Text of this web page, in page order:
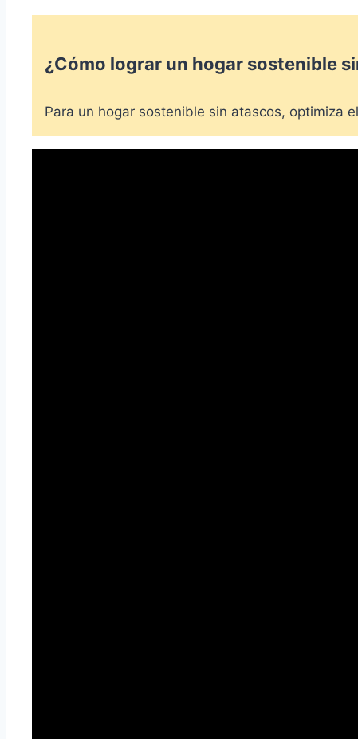
¿Cómo lograr un hogar sostenible
Para un hogar sostenible sin atascos, optimiza